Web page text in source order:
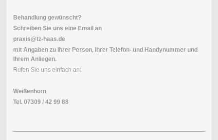
Behandlung gewünscht?
Schreiben Sie uns eine Email an
praxis@tz-haas.de
mit Angaben zu Ihrer Person, Ihrer Telefon- und Handynummer und
Ihrem Anliegen.
Rufen Sie uns einfach an:
Weißenhorn
Tel. 07309 / 42 99 88